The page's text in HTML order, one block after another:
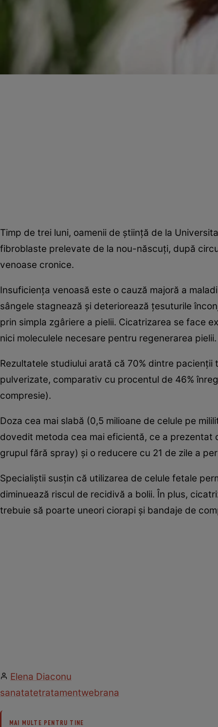
Timp de trei luni, oamenii de ştiinţă de la
fibroblaste prelevate de la nou-născuţi, după
venoase cronice.
Insuficienţa venoasă este o cauză majoră a
sângele stagnează şi deteriorează ţesuturile
prin simpla zgâriere a pielii. Cicatrizarea se face
nici moleculele necesare pentru regenerarea pielii.
Rezultatele studiului arată că 70% dintre
pulverizate, comparativ cu procentul de 46%
compresie).
Doza cea mai slabă (0,5 milioane de celule pe
dovedit metoda cea mai eficientă, ce a prezentat
grupul fără spray) şi o reducere cu 21 de zile a
Specialiştii susţin că utilizarea de celule fetale
diminuează riscul de recidivă a bolii. În plus,
trebuie să poarte uneori ciorapi şi bandaje de
Elena Diaconu
sanatatetratamentwebrana
MAI MULTE PENTRU TINE